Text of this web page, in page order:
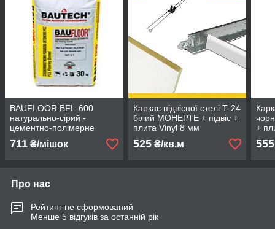
BAUFLOOR BFL-600
натурально-сірий -
цементно-полімерне
тонкошарове ремонтне
покриття (8-15мм)
711 ₴/мішок
Каркас підвісної стелі Т-24
білий МОНЕРТЕ + підвіс +
плита Vinyl 8 мм
525₴/кв.м
+
555
Про нас
Рейтинг не сформований
Менше 5 відгуків за останній рік